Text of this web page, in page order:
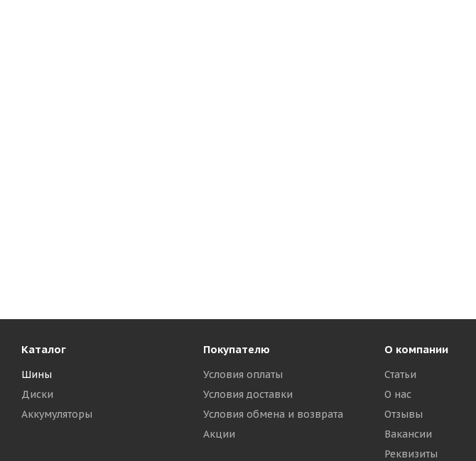
Каталог
Шины
Диски
Аккумуляторы
Покупателю
Условия оплаты
Условия доставки
Условия обмена и возврата
Акции
О компании
Статьи
О нас
Отзывы
Вакансии
Реквизиты